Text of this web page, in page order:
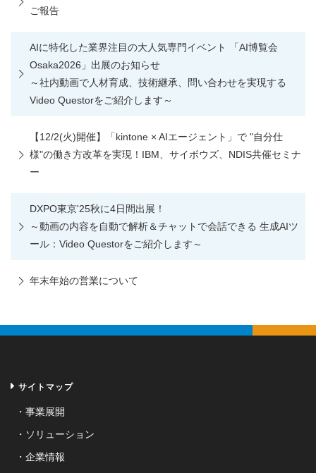
ご報告
AIに特化した業界注目の大人気専門イベント 「AI博覧会
Osaka2026」出展のお知らせ
～社内動画で人材育成、技術継承、問い合わせを実現する
Video Questorをご紹介します～
【12/2(火)開催】「kintone × AIエージェント」で "自分仕
様"の働き方改革を実現！IBM、サイボウズ、NDIS共催セミナ
ー
DXPO東京'25秋に4日間出展！
～動画の内容を自動で解析＆チャットで会話できる 生成AIツ
ール：Video Questorをご紹介します～
年末年始の営業について
サイトマップ
事業展開
ソリューション
企業情報